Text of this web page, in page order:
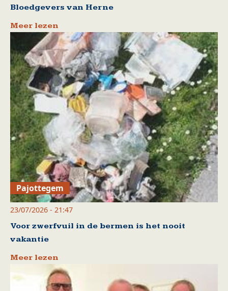
Bloedgevers van Herne
Meer lezen
Pajottegem
23/07/2026 - 21:47
Voor zwerfvuil in de bermen is het nooit
vakantie
Meer lezen